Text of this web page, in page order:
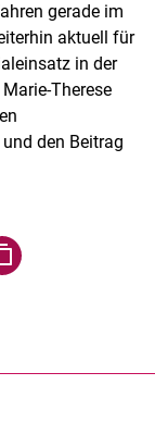
gerade im
aktuell für
in der
Therese
den Beitrag
teilen
über Facebook